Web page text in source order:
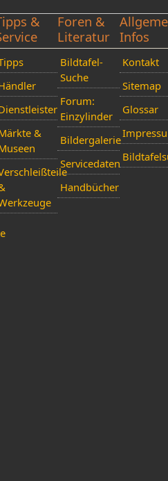
&
&
Foren &
Literatur
Bildtafel-
Suche
Forum:
Einzylinder
Bildergalerie
Servicedaten
Handbücher
Infos
Kontakt
Sitemap
Glossar